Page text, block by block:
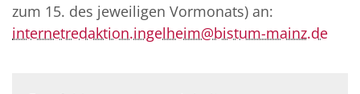
zum 15. des jeweiligen Vormonats) an:
internetredaktion.ingelheim@bistum-mainz.de